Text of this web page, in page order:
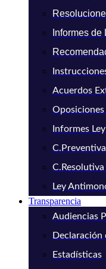
Informes
Acuerdos
Informes
Ley
Transparencia
Audiencias
Declaración
Estadísticas